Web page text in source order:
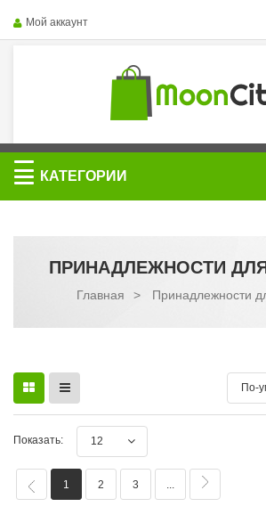
Мой аккаунт
Категории
КАТЕГОРИИ
ПРИНАДЛЕЖНОСТИ
Главная > Принадлежности
По-
Показать: 12
1 2 3 ...